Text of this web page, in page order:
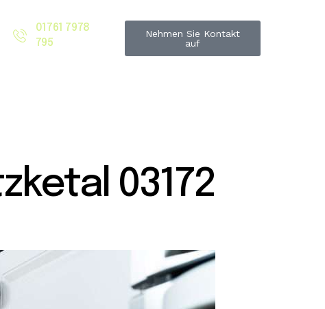
01761 7978
795
Nehmen Sie Kontakt
auf
03172